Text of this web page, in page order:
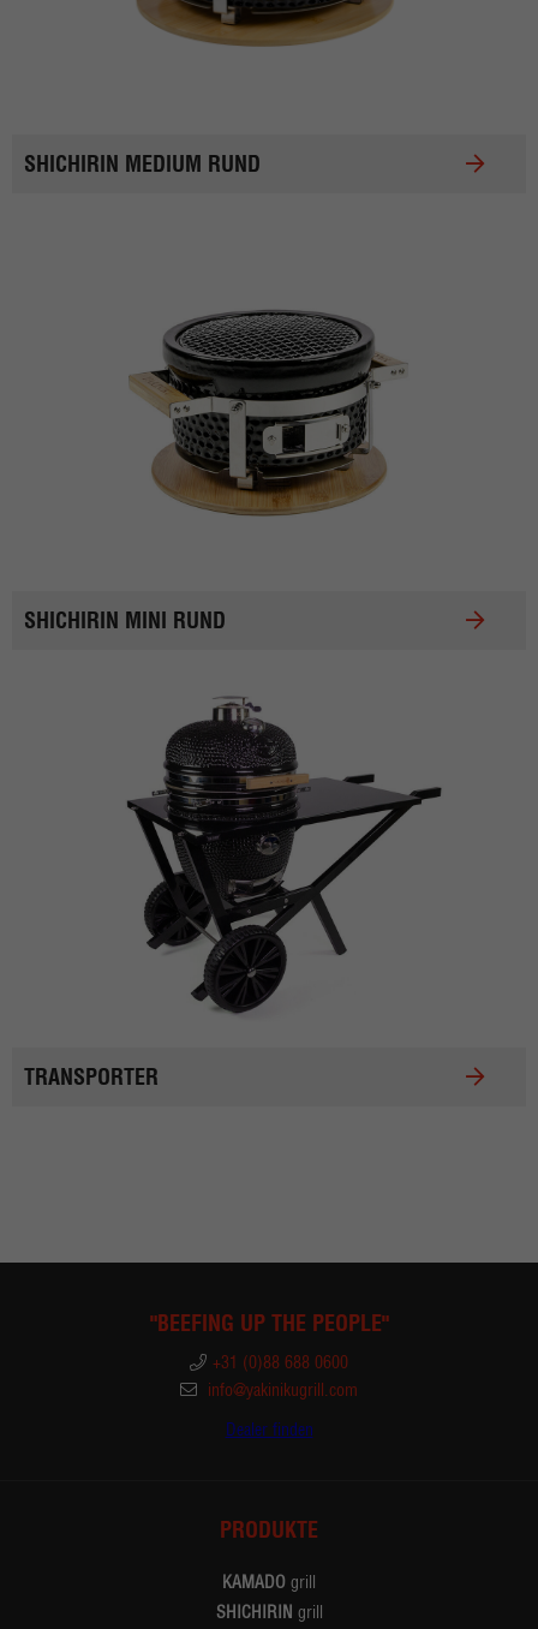
SHICHIRIN MEDIUM RUND
SHICHIRIN MINI RUND
TRANSPORTER
"BEEFING UP THE PEOPLE"
+31 (0)88 688 0600
info@yakinikugrill.com
Dealer finden
PRODUKTE
KAMADO grill
SHICHIRIN grill